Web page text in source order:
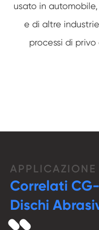
usato in
e di altre
processi di
APPLICAZIONE
Correlati
Dischi